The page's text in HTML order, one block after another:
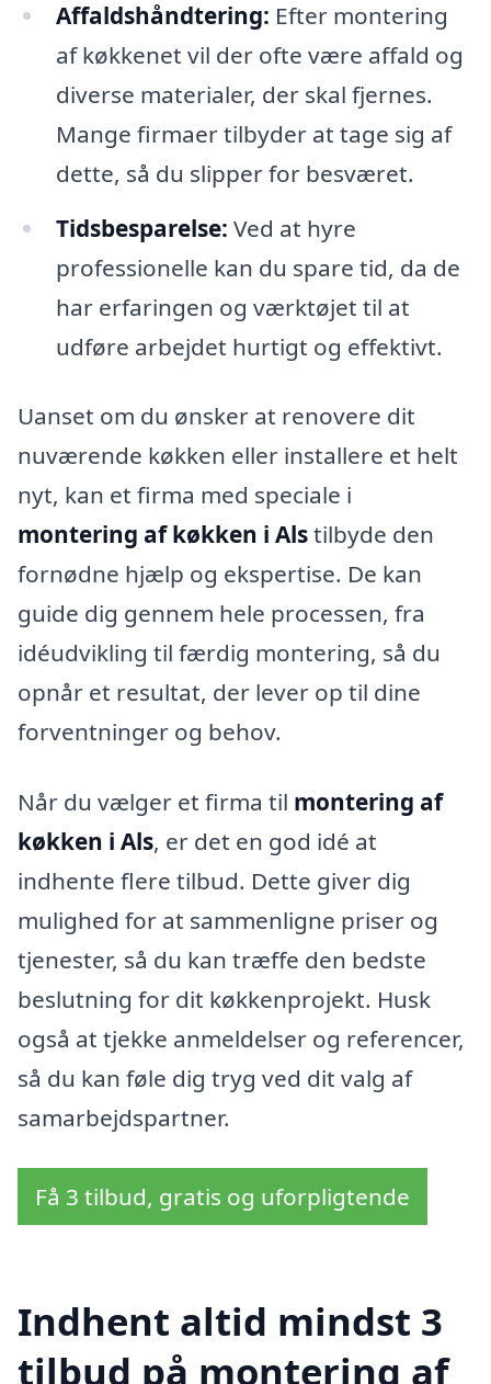
Affaldshåndtering: Efter montering
af køkkenet vil der ofte være affald og
diverse materialer, der skal fjernes.
Mange firmaer tilbyder at tage sig af
dette, så du slipper for besværet.
Tidsbesparelse: Ved at hyre
professionelle kan du spare tid, da de
har erfaringen og værktøjet til at
udføre arbejdet hurtigt og effektivt.
Uanset om du ønsker at renovere dit
nuværende køkken eller installere et helt
nyt, kan et firma med speciale i
montering af køkken i Alstilbyde den
fornødne hjælp og ekspertise. De kan
guide dig gennem hele processen, fra
idéudvikling til færdig montering, så du
opnår et resultat, der lever op til dine
forventninger og behov.
Når du vælger et firma til montering af
køkken i Als, er det en god idé at
indhente flere tilbud. Dette giver dig
mulighed for at sammenligne priser og
tjenester, så du kan træffe den bedste
beslutning for dit køkkenprojekt. Husk
også at tjekke anmeldelser og referencer,
så du kan føle dig tryg ved dit valg af
samarbejdspartner.
Få 3 tilbud, gratis og uforpligtende
Indhent altid mindst 3
tilbud på montering af